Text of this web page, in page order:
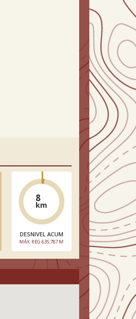
8
km
DESNIVEL ACUM
MÁX. REG 635.787 M